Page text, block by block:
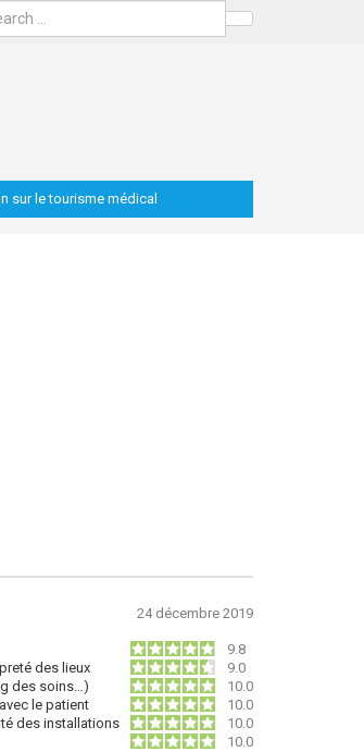
Search
sur le tourisme médical
24 décembre 2019
9.8
des lieux
9.0
des soins…)
10.0
le patient
10.0
des installations
10.0
10.0